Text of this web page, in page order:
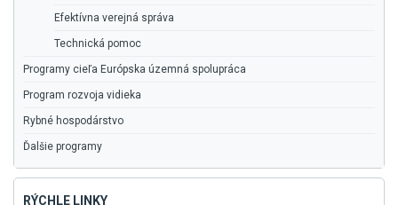
Efektívna verejná správa
Technická pomoc
Programy cieľa Európska územná spolupráca
Program rozvoja vidieka
Rybné hospodárstvo
Ďalšie programy
RÝCHLE LINKY